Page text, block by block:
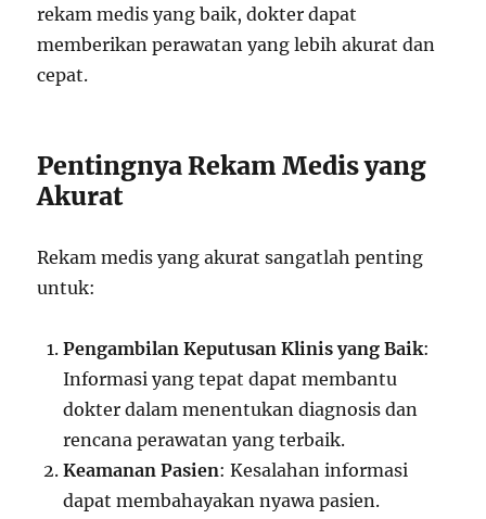
rekam medis yang baik, dokter dapat
memberikan perawatan yang lebih akurat dan
cepat.
Pentingnya Rekam Medis yang
Akurat
Rekam medis yang akurat sangatlah penting
untuk:
Pengambilan Keputusan Klinis yang Baik:
Informasi yang tepat dapat membantu
dokter dalam menentukan diagnosis dan
rencana perawatan yang terbaik.
Keamanan Pasien: Kesalahan informasi
dapat membahayakan nyawa pasien.